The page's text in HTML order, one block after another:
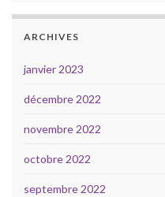
ARCHIVES
janvier 2023
décembre 2022
novembre 2022
octobre 2022
septembre 2022